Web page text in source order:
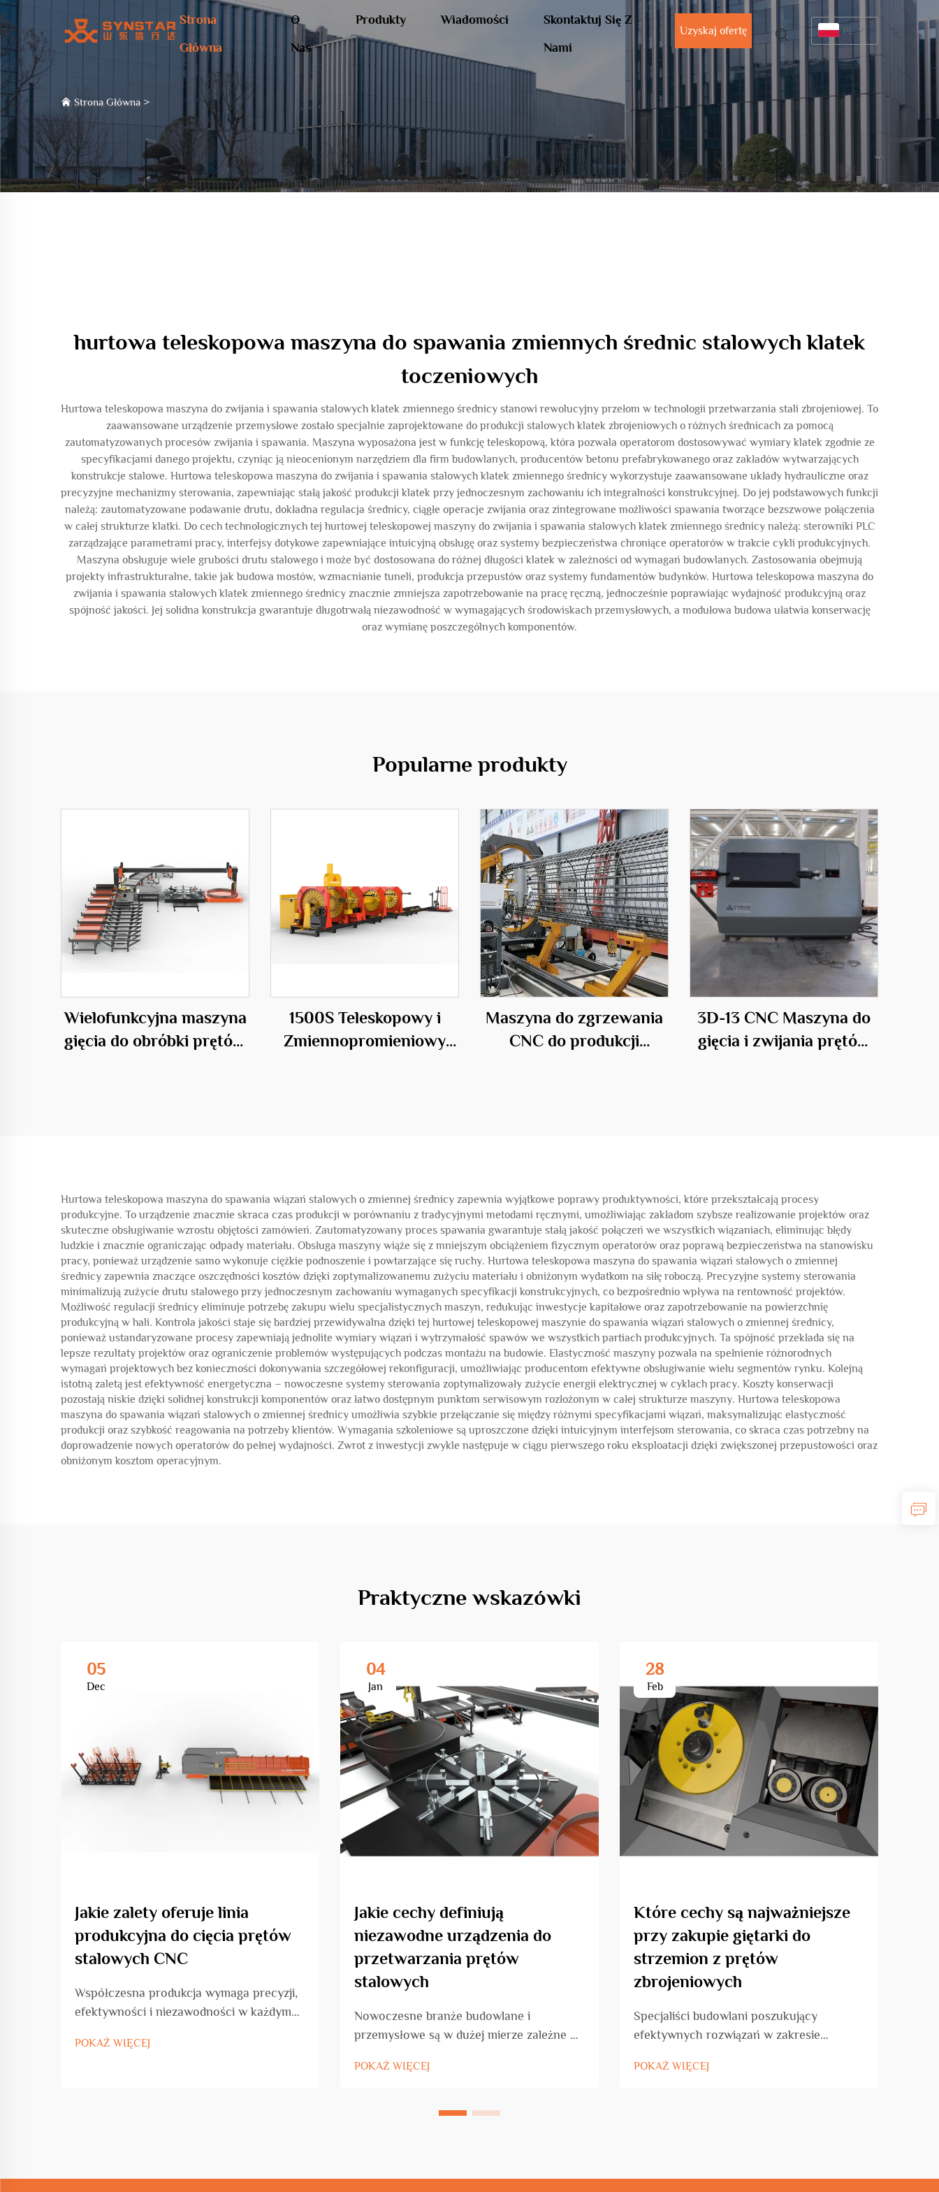
Strona
Główna
O
Nas
Produkty Wiadomości
Skontaktuj Się Z
Nami
Uzyskaj ofertę PL
Strona Główna >
hurtowa teleskopowa maszyna do spawania zmiennych średnic stalowych klatek
toczeniowych
Hurtowa teleskopowa maszyna do zwijania i spawania stalowych klatek zmiennego średnicy stanowi rewolucyjny przełom w technologii przetwarzania stali zbrojeniowej. To
zaawansowane urządzenie przemysłowe zostało specjalnie zaprojektowane do produkcji stalowych klatek zbrojeniowych o różnych średnicach za pomocą
zautomatyzowanych procesów zwijania i spawania. Maszyna wyposażona jest w funkcję teleskopową, która pozwala operatorom dostosowywać wymiary klatek zgodnie ze
specyfikacjami danego projektu, czyniąc ją nieocenionym narzędziem dla firm budowlanych, producentów betonu prefabrykowanego oraz zakładów wytwarzających
konstrukcje stalowe. Hurtowa teleskopowa maszyna do zwijania i spawania stalowych klatek zmiennego średnicy wykorzystuje zaawansowane układy hydrauliczne oraz
precyzyjne mechanizmy sterowania, zapewniając stałą jakość produkcji klatek przy jednoczesnym zachowaniu ich integralności konstrukcyjnej. Do jej podstawowych funkcji
należą: zautomatyzowane podawanie drutu, dokładna regulacja średnicy, ciągłe operacje zwijania oraz zintegrowane możliwości spawania tworzące bezszwowe połączenia
w całej strukturze klatki. Do cech technologicznych tej hurtowej teleskopowej maszyny do zwijania i spawania stalowych klatek zmiennego średnicy należą: sterowniki PLC
zarządzające parametrami pracy, interfejsy dotykowe zapewniające intuicyjną obsługę oraz systemy bezpieczeństwa chroniące operatorów w trakcie cykli produkcyjnych.
Maszyna obsługuje wiele grubości drutu stalowego i może być dostosowana do różnej długości klatek w zależności od wymagań budowlanych. Zastosowania obejmują
projekty infrastrukturalne, takie jak budowa mostów, wzmacnianie tuneli, produkcja przepustów oraz systemy fundamentów budynków. Hurtowa teleskopowa maszyna do
zwijania i spawania stalowych klatek zmiennego średnicy znacznie zmniejsza zapotrzebowanie na pracę ręczną, jednocześnie poprawiając wydajność produkcyjną oraz
spójność jakości. Jej solidna konstrukcja gwarantuje długotrwałą niezawodność w wymagających środowiskach przemysłowych, a modułowa budowa ułatwia konserwację
oraz wymianę poszczególnych komponentów.
Popularne produkty
Wielofunkcyjna maszyna
gięcia do obróbki prętów
1500S Teleskopowy i
Zmiennopromieniowy
Maszyna do zgrzewania
CNC do produkcji
3D-13 CNC Maszyna do
gięcia i zwijania prętów
Hurtowa teleskopowa maszyna do spawania wiązań stalowych o zmiennej średnicy zapewnia wyjątkowe poprawy produktywności, które przekształcają procesy
produkcyjne. To urządzenie znacznie skraca czas produkcji w porównaniu z tradycyjnymi metodami ręcznymi, umożliwiając zakładom szybsze realizowanie projektów oraz
skuteczne obsługiwanie wzrostu objętości zamówień. Zautomatyzowany proces spawania gwarantuje stałą jakość połączeń we wszystkich wiązaniach, eliminując błędy
ludzkie i znacznie ograniczając odpady materiału. Obsługa maszyny wiąże się z mniejszym obciążeniem fizycznym operatorów oraz poprawą bezpieczeństwa na stanowisku
pracy, ponieważ urządzenie samo wykonuje ciężkie podnoszenie i powtarzające się ruchy. Hurtowa teleskopowa maszyna do spawania wiązań stalowych o zmiennej
średnicy zapewnia znaczące oszczędności kosztów dzięki zoptymalizowanemu zużyciu materiału i obniżonym wydatkom na siłę roboczą. Precyzyjne systemy sterowania
minimalizują zużycie drutu stalowego przy jednoczesnym zachowaniu wymaganych specyfikacji konstrukcyjnych, co bezpośrednio wpływa na rentowność projektów.
Możliwość regulacji średnicy eliminuje potrzebę zakupu wielu specjalistycznych maszyn, redukując inwestycje kapitałowe oraz zapotrzebowanie na powierzchnię
produkcyjną w hali. Kontrola jakości staje się bardziej przewidywalna dzięki tej hurtowej teleskopowej maszynie do spawania wiązań stalowych o zmiennej średnicy,
ponieważ ustandaryzowane procesy zapewniają jednolite wymiary wiązań i wytrzymałość spawów we wszystkich partiach produkcyjnych. Ta spójność przekłada się na
lepsze rezultaty projektów oraz ograniczenie problemów występujących podczas montażu na budowie. Elastyczność maszyny pozwala na spełnienie różnorodnych
wymagań projektowych bez konieczności dokonywania szczegółowej rekonfiguracji, umożliwiając producentom efektywne obsługiwanie wielu segmentów rynku. Kolejną
istotną zaletą jest efektywność energetyczna – nowoczesne systemy sterowania zoptymalizowały zużycie energii elektrycznej w cyklach pracy. Koszty konserwacji
pozostają niskie dzięki solidnej konstrukcji komponentów oraz łatwo dostępnym punktom serwisowym rozłożonym w całej strukturze maszyny. Hurtowa teleskopowa
maszyna do spawania wiązań stalowych o zmiennej średnicy umożliwia szybkie przełączanie się między różnymi specyfikacjami wiązań, maksymalizując elastyczność
produkcji oraz szybkość reagowania na potrzeby klientów. Wymagania szkoleniowe są uproszczone dzięki intuicyjnym interfejsom sterowania, co skraca czas potrzebny na
doprowadzenie nowych operatorów do pełnej wydajności. Zwrot z inwestycji zwykle następuje w ciągu pierwszego roku eksploatacji dzięki zwiększonej przepustowości oraz
obniżonym kosztom operacyjnym.
Praktyczne wskazówki
05
Dec
Jakie zalety oferuje linia
produkcyjna do cięcia prętów
stalowych CNC
Współczesna produkcja wymaga precyzji,
efektywności i niezawodności w każdym
stali przeżywa znaczącą transformację
POKAŻ WIĘCEJ
04
Jan
Jakie cechy definiują
niezawodne urządzenia do
przetwarzania prętów
stalowych
Nowoczesne branże budowlane i
przemysłowe są w dużej mierze zależne na
prętów stalowych, aby utrzymać wysoki
bezpieczeństwa. Jakość sprzętu do
POKAŻ WIĘCEJ
28
Feb
Które cechy są najważniejsze
przy zakupie giętarki do
strzemion z prętów
zbrojeniowych
Specjaliści budowlani poszukujący
efektywnych rozwiązań w zakresie
ocenić specyfikacje techniczne sprzętu
POKAŻ WIĘCEJ